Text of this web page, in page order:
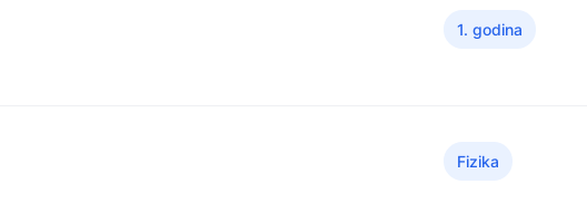
1. godina
Fizika